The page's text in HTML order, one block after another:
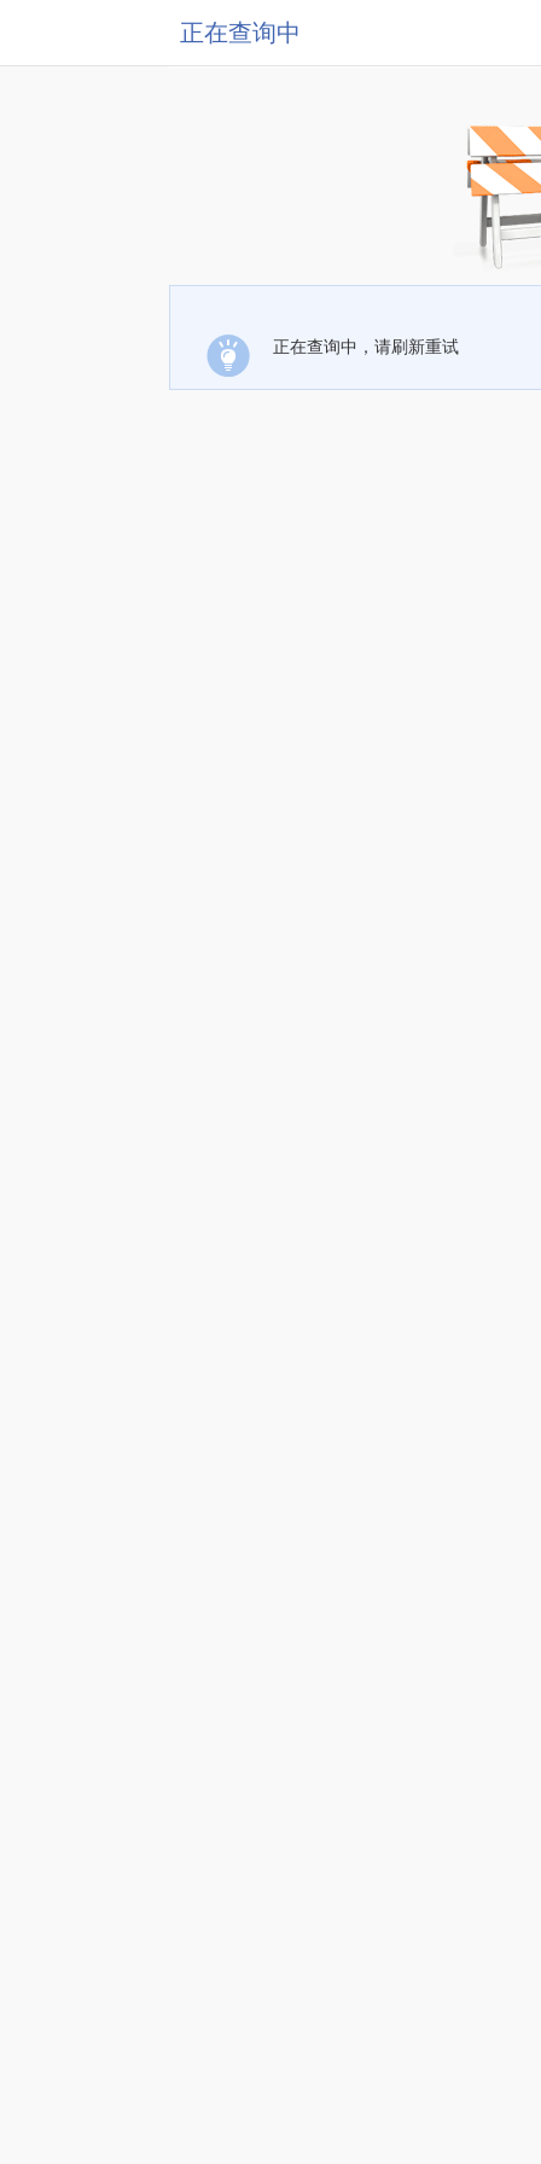
正在查询中
正在查询中，请刷新重试